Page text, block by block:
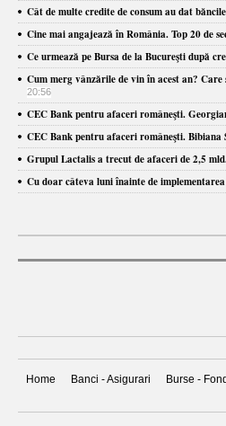
Cât de multe credite de consum au dat
Cine mai angajează în România. Top 20 de
Ce urmează pe Bursa de la Bucureşti după
Cum merg vânzările de vin în acest an?
20:56
CEC Bank pentru afaceri româneşti.
CEC Bank pentru afaceri româneşti.
Grupul Lactalis a trecut de afaceri de 2,5
Cu doar câteva luni înainte de
Home Banci - Asigurari Burse -